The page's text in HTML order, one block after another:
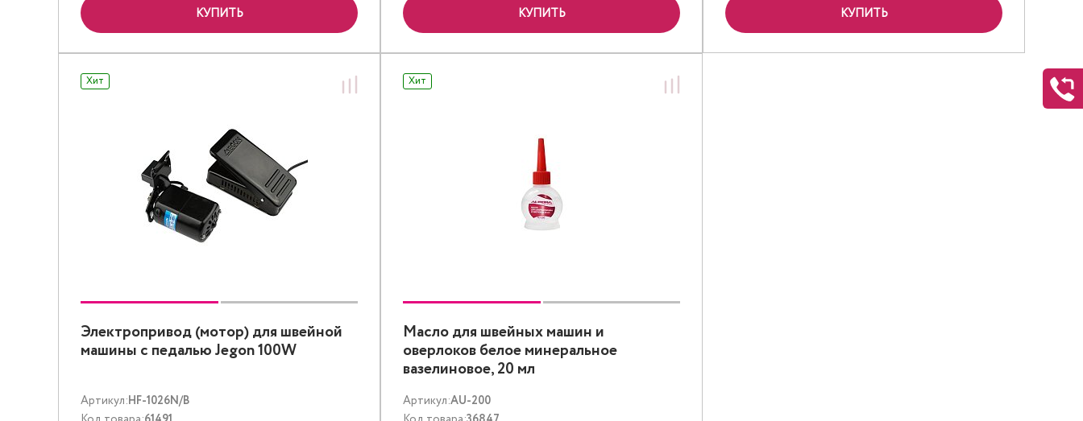
КУПИТЬ КУПИТЬ КУПИТЬ
Хит
Электропривод (мотор) для швейной
машины с педалью Jegon 100W
Артикул:HF-1026N/B
Хит
Масло для швейных машин и
оверлоков белое минеральное
вазелиновое, 20 мл
Артикул:AU-200